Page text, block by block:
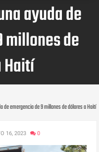
ayuda de
millones de
de emergencia de 9 millones de dólares a Haití
16, 2023 0